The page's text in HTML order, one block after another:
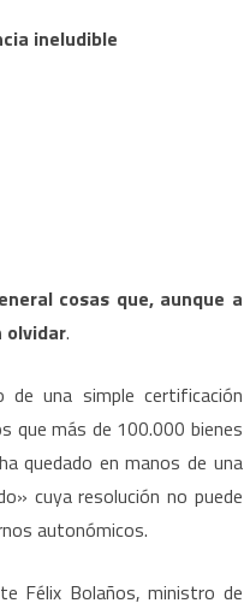
ineludible
cosas que, aunque a
olvidar.
de una simple certificación
que más de 100.000 bienes
quedado en manos de una
cuya resolución no puede
autonómicos.
Félix Bolaños, ministro de